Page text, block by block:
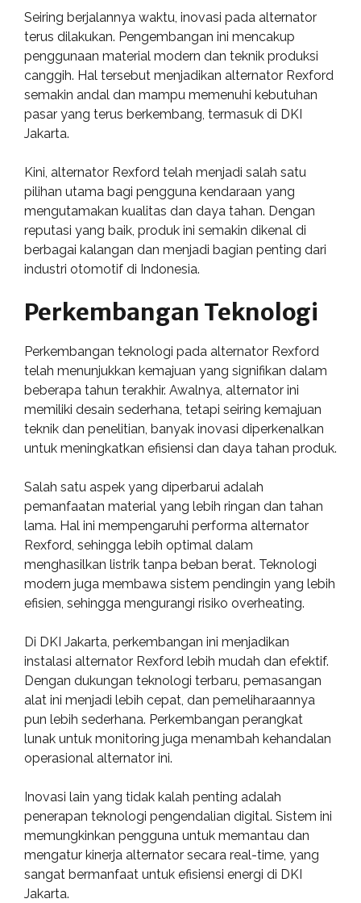
Seiring berjalannya waktu, inovasi pada alternator
terus dilakukan. Pengembangan ini mencakup
penggunaan material modern dan teknik produksi
canggih. Hal tersebut menjadikan alternator Rexford
semakin andal dan mampu memenuhi kebutuhan
pasar yang terus berkembang, termasuk di DKI
Jakarta.
Kini, alternator Rexford telah menjadi salah satu
pilihan utama bagi pengguna kendaraan yang
mengutamakan kualitas dan daya tahan. Dengan
reputasi yang baik, produk ini semakin dikenal di
berbagai kalangan dan menjadi bagian penting dari
industri otomotif di Indonesia.
Perkembangan Teknologi
Perkembangan teknologi pada alternator Rexford
telah menunjukkan kemajuan yang signifikan dalam
beberapa tahun terakhir. Awalnya, alternator ini
memiliki desain sederhana, tetapi seiring kemajuan
teknik dan penelitian, banyak inovasi diperkenalkan
untuk meningkatkan efisiensi dan daya tahan produk.
Salah satu aspek yang diperbarui adalah
pemanfaatan material yang lebih ringan dan tahan
lama. Hal ini mempengaruhi performa alternator
Rexford, sehingga lebih optimal dalam
menghasilkan listrik tanpa beban berat. Teknologi
modern juga membawa sistem pendingin yang lebih
efisien, sehingga mengurangi risiko overheating.
Di DKI Jakarta, perkembangan ini menjadikan
instalasi alternator Rexford lebih mudah dan efektif.
Dengan dukungan teknologi terbaru, pemasangan
alat ini menjadi lebih cepat, dan pemeliharaannya
pun lebih sederhana. Perkembangan perangkat
lunak untuk monitoring juga menambah kehandalan
operasional alternator ini.
Inovasi lain yang tidak kalah penting adalah
penerapan teknologi pengendalian digital. Sistem ini
memungkinkan pengguna untuk memantau dan
mengatur kinerja alternator secara real-time, yang
sangat bermanfaat untuk efisiensi energi di DKI
Jakarta.